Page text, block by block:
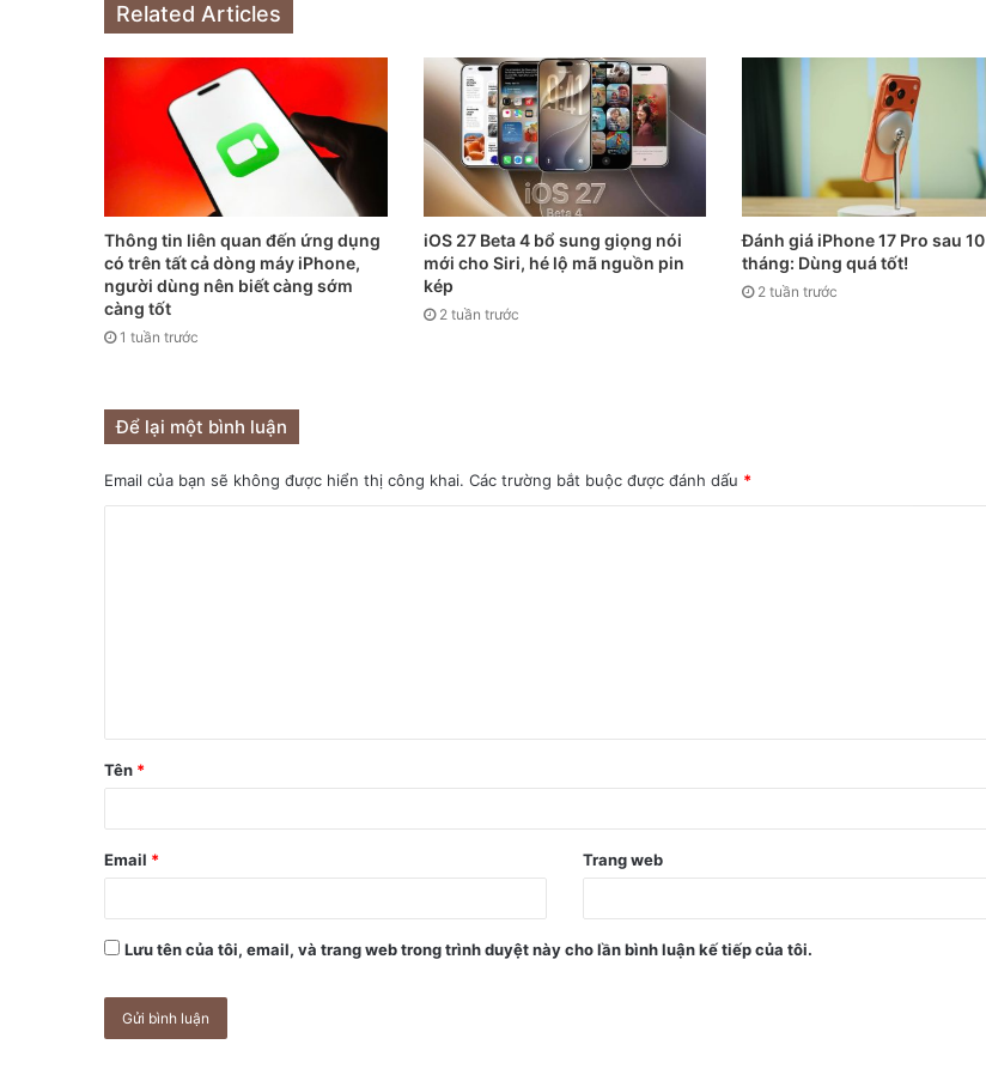
Related Articles
Thông tin liên quan đến ứng dụng
có trên tất cả dòng máy iPhone,
người dùng nên biết càng sớm
càng tốt
1 tuần trước
iOS 27 Beta 4 bổ sung giọng nói
mới cho Siri, hé lộ mã nguồn pin
kép
2 tuần trước
Đánh giá iPhone 17 Pro sau 10
tháng: Dùng quá tốt!
2 tuần trước
Để lại một bình luận
Email của bạn sẽ không được hiển thị công khai. Các trường bắt buộc được đánh dấu *
Tên *
Email * Trang web
Lưu tên của tôi, email, và trang web trong trình duyệt này cho lần bình luận kế tiếp của tôi.